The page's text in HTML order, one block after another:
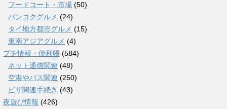
フードコート・市場 (50)
バンコクグルメ (24)
タイ地方都市グルメ (15)
東南アジアグルメ (4)
プチ情報・便利帳 (584)
ネット通信関連 (48)
空港やバス関連 (250)
ビザ関連手続き (43)
夜遊び情報 (426)